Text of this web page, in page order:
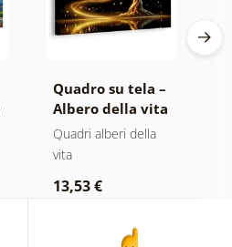
Quadro su tela –
Albero della vita
magia dorata
Quadri alberi della
vita
13,53 €